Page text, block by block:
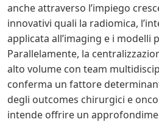
anche attraverso l’impiego
innovativi quali la radiomica,
applicata all’imaging e i modelli
Parallelamente, la
alto volume con team
conferma un fattore
degli outcomes chirurgici e
intende offrire un